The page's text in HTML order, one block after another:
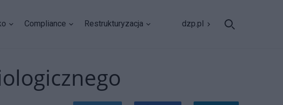
Compliance Restrukturyzacja dzp.pl